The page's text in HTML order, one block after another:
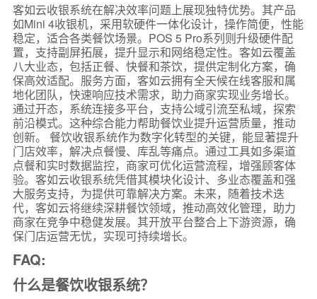
客如云收银系统在解决效率问题上展现独特优势。其产品
如Mini 4收银机，采用软硬件一体化设计，操作简便，性能
稳定，适合各类餐饮场景。POS 5 Pro系列则升级硬件配
置，支持副屏拓展，提升显示和网络稳定性。客如云覆盖
八大业态，包括正餐、快餐和茶饮，提供定制化方案，确
保高效适配。服务方面，客如云拥有全天候在线客服和属
地化团队，快速响应技术需求，助力商家实现业务增长。
通过开态，系统连接多平台，支持公域引流至私域，探索
前沿模式。这种综合能力帮助餐饮业提升运营质量，推动
创新。 餐饮收银系统作为数字化转型的关键，能显著提升
门店效率，解决点餐慢、库乱等痛点。通过工具如多渠道
点餐和实时数据监控，商家可优化运营流程，增强顾客体
验。客如云收银系统凭借其模块化设计、多业态覆盖和强
大服务支持，为提供可靠解决方案。未来，随着技术迭
代，客如云将继续深耕餐饮领域，推动高效化管理，助力
商家在竞争中稳健发展。其开放平台整合上下游资源，确
保门店运营无忧，实现可持续增长。
FAQ:
什么是餐饮收银系统？